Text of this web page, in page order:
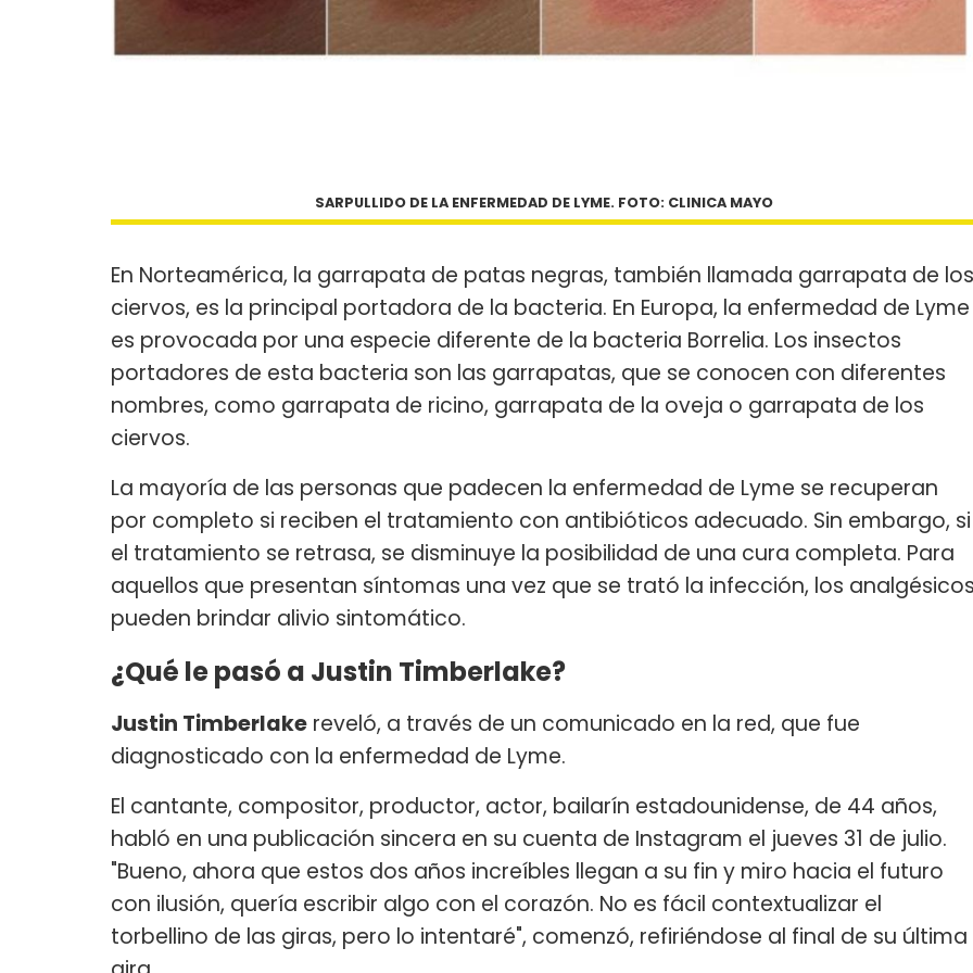
SARPULLIDO DE LA ENFERMEDAD DE LYME. FOTO: CLINICA MAYO
En Norteamérica, la garrapata de patas negras, también llamada garrapata de los
ciervos, es la principal portadora de la bacteria. En Europa, la enfermedad de Lyme
es provocada por una especie diferente de la bacteria Borrelia. Los insectos
portadores de esta bacteria son las garrapatas, que se conocen con diferentes
nombres, como garrapata de ricino, garrapata de la oveja o garrapata de los
ciervos.
La mayoría de las personas que padecen la enfermedad de Lyme se recuperan
por completo si reciben el tratamiento con antibióticos adecuado. Sin embargo, si
el tratamiento se retrasa, se disminuye la posibilidad de una cura completa. Para
aquellos que presentan síntomas una vez que se trató la infección, los
pueden brindar alivio sintomático.
¿Qué le pasó a Justin Timberlake?
Justin Timberlake reveló, a través de un comunicado en la red, que fue
diagnosticado con la enfermedad de Lyme.
El cantante, compositor, productor, actor, bailarín estadounidense, de 44 años,
habló en una publicación sincera en su cuenta de Instagram el jueves 31 de julio.
"Bueno, ahora que estos dos años increíbles llegan a su fin y miro hacia el futuro
con ilusión, quería escribir algo con el corazón. No es fácil contextualizar el
torbellino de las giras, pero lo intentaré", comenzó, refiriéndose al final de su última